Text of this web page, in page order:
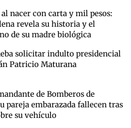
nacer con carta y mil pesos:
revela su historia y el
de su madre biológica
solicitar indulto presidencial
Patricio Maturana
de Bomberos de
pareja embarazada fallecen tras
su vehículo